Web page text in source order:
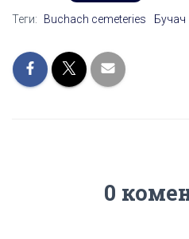
Теги: Buchach cemeteries Бучач
0